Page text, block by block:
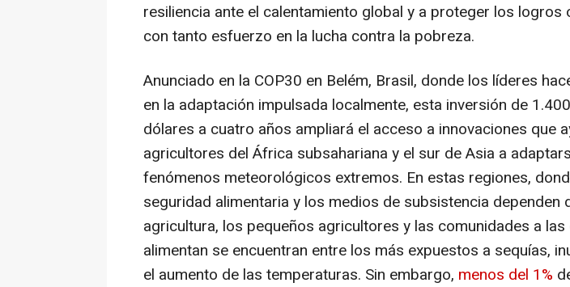
resiliencia ante el calentamiento global y a proteger los logros
con tanto esfuerzo en la lucha contra la pobreza.
Anunciado en la COP30 en Belém, Brasil, donde los líderes
en la adaptación impulsada localmente, esta inversión de
dólares a cuatro años ampliará el acceso a innovaciones que
agricultores del África subsahariana y el sur deAsia a
fenómenos meteorológicos extremos. En estas regiones,
seguridad alimentaria y los medios de subsistencia dependen
agricultura, los pequeños agricultores y las comunidades a las
alimentan se encuentran entre los más expuestos a sequías,
el aumento de las temperaturas. Sin embargo, menos del 1%